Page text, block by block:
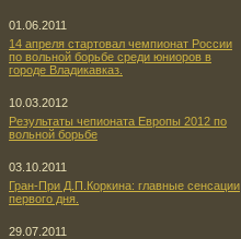
01.06.2011
14 апреля стартовал чемпионат России
по вольной борьбе среди юниоров в
городе Владикавказ.
10.03.2012
Результаты чепионата Европы 2012 по
вольной борьбе
03.10.2011
Гран-При Д.П.Коркина: главные сенсации
первого дня.
29.07.2011